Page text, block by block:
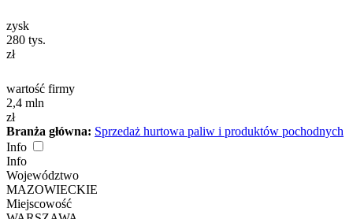
zysk
280 tys.
zł
wartość firmy
2,4 mln
zł
Branża główna: Sprzedaż hurtowa paliw i produktów pochodnych
Info
Info
Województwo
MAZOWIECKIE
Miejscowość